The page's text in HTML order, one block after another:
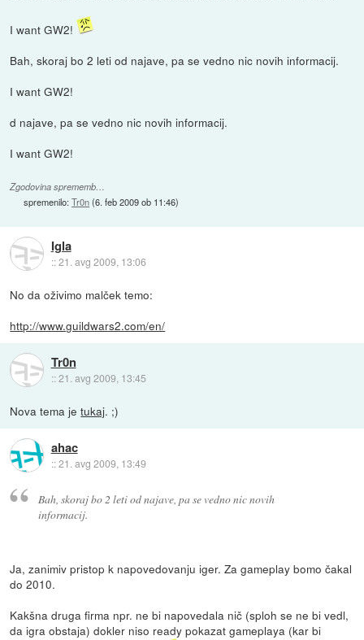
I want GW2!
Bah, skoraj bo 2 leti od najave, pa se vedno nic novih informacij.
I want GW2!
d najave, pa se vedno nic novih informacij.
I want GW2!
Zgodovina sprememb…
spremenilo:Tr0n(6. feb 2009 ob 11:46)
Igla
::21. avg 2009, 13:06
No da oživimo malček temo:
http://www.guildwars2.com/en/
Tr0n
::21. avg 2009, 13:45
Nova tema jetukaj. ;)
ahac
::21. avg 2009, 13:49
Bah, skoraj bo 2 leti od najave, pa se vedno nic novih
informacij.
Ja, zanimiv pristop k napovedovanju iger. Za gameplay bomo čakal
do 2010.
Kakšna druga firma npr. ne bi napovedala nič (sploh se ne bi vedl,
da igra obstaja) dokler niso ready pokazat gameplaya (kar bi